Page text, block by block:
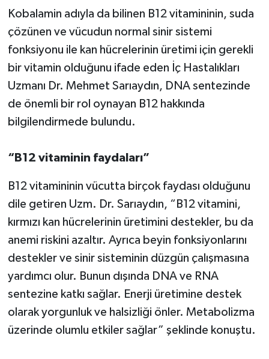
Kobalamin adıyla da bilinen B12 vitamininin, suda
çözünen ve vücudun normal sinir sistemi
fonksiyonu ile kan hücrelerinin üretimi için gerekli
bir vitamin olduğunu ifade eden İç Hastalıkları
Uzmanı Dr. Mehmet Sarıaydın, DNA sentezinde
de önemli bir rol oynayan B12 hakkında
bilgilendirmede bulundu.
“B12 vitaminin faydaları”
B12 vitamininin vücutta birçok faydası olduğunu
dile getiren Uzm. Dr. Sarıaydın, “B12 vitamini,
kırmızı kan hücrelerinin üretimini destekler, bu da
anemi riskini azaltır. Ayrıca beyin fonksiyonlarını
destekler ve sinir sisteminin düzgün çalışmasına
yardımcı olur. Bunun dışında DNA ve RNA
sentezine katkı sağlar. Enerji üretimine destek
olarak yorgunluk ve halsizliği önler. Metabolizma
üzerinde olumlu etkiler sağlar” şeklinde konuştu.
Video Haber
Yaşam
Yeme-İçme
Yemek